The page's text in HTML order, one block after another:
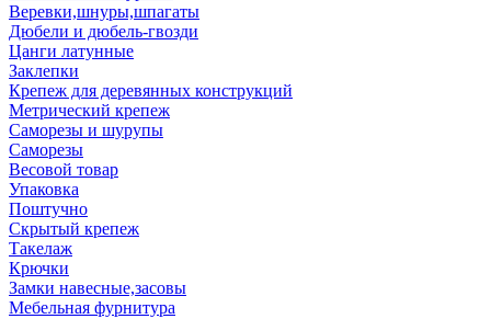
Веревки,шнуры,шпагаты
Дюбели и дюбель-гвозди
Цанги латунные
Заклепки
Крепеж для деревянных конструкций
Метрический крепеж
Саморезы и шурупы
Саморезы
Весовой товар
Упаковка
Поштучно
Скрытый крепеж
Такелаж
Крючки
Замки навесные,засовы
Мебельная фурнитура